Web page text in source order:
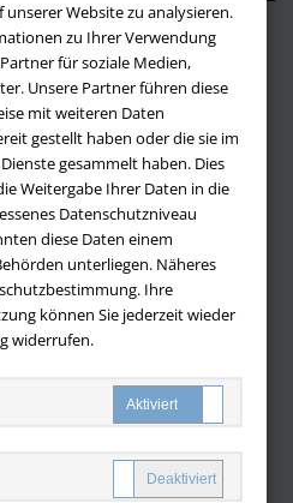
Website zu analysieren.
zu Ihrer Verwendung
für soziale Medien,
Unsere Partner führen diese
mit weiteren Daten
gestellt haben oder die sie im
gesammelt haben. Dies
Weitergabe Ihrer Daten in die
Datenschutzniveau
diese Daten einem
unterliegen. Näheres
Ihre
können Sie jederzeit wieder
widerrufen.
Antworten auf häufig gestellte
Deutschlands